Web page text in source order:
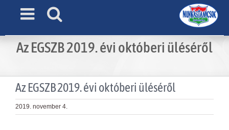
Az EGSZB 2019. évi októberi üléséről
Az EGSZB 2019. évi októberi üléséről
2019. november 4.